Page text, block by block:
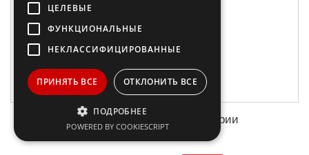
Все-все-все кроличьи истории
ЦЕЛЕВЫЕ
ФУНКЦИОНАЛЬНЫЕ
НЕКЛАССИФИЦИРОВАННЫЕ
ПРИНЯТЬ ВСЕ ОТКЛОНИТЬ ВСЕ
ПОДРОБНЕЕ
POWERED BY COOKIESCRIPT